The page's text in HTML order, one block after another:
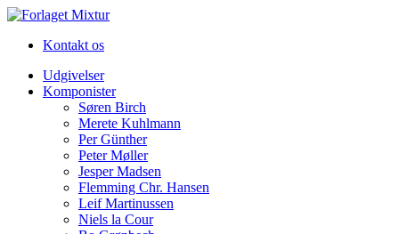
Kontakt os
Udgivelser
Komponister
Søren Birch
Merete Kuhlmann
Per Günther
Peter Møller
Jesper Madsen
Flemming Chr. Hansen
Leif Martinussen
Niels la Cour